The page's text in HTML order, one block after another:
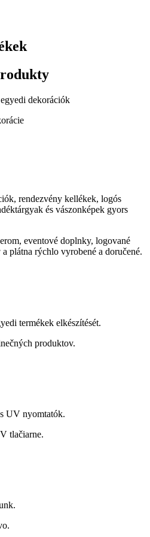
dekorációk
rendezvény kellékek, logós
és vászonképek gyors
eventové doplnky, logované
plátna rýchlo vyrobené a doručené.
termékek elkészítését.
produktov.
UV nyomtatók.
tlačiarne.